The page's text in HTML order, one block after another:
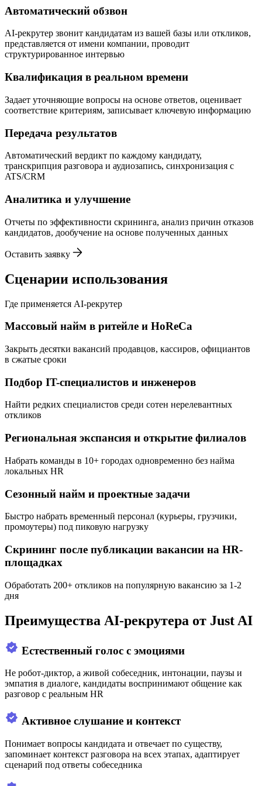
Автоматический обзвон
AI-рекрутер звонит кандидатам из вашей базы или откликов,
представляется от имени компании, проводит
структурированное интервью
Квалификация в реальном времени
Задает уточняющие вопросы на основе ответов, оценивает
соответствие критериям, записывает ключевую информацию
Передача результатов
Автоматический вердикт по каждому кандидату,
транскрипция разговора и аудиозапись, синхронизация с
ATS/CRM
Аналитика и улучшение
Отчеты по эффективности скрининга, анализ причин отказов
кандидатов, дообучение на основе полученных данных
Оставить заявку
Сценарии использования
Где применяется AI-рекрутер
Массовый найм в ритейле и HoReCa
Закрыть десятки вакансий продавцов, кассиров, официантов
в сжатые сроки
Подбор IT-специалистов и инженеров
Найти редких специалистов среди сотен нерелевантных
откликов
Региональная экспансия и открытие филиалов
Набрать команды в 10+ городах одновременно без найма
локальных HR
Сезонный найм и проектные задачи
Быстро набрать временный персонал (курьеры, грузчики,
промоутеры) под пиковую нагрузку
Скрининг после публикации вакансии на HR-
площадках
Обработать 200+ откликов на популярную вакансию за 1-2
дня
Преимущества AI-рекрутера от Just AI
Естественный голос с эмоциями
Не робот-диктор, а живой собеседник, интонации, паузы и
эмпатия в диалоге, кандидаты воспринимают общение как
разговор с реальным HR
Активное слушание и контекст
Понимает вопросы кандидата и отвечает по существу,
запоминает контекст разговора на всех этапах, адаптирует
сценарий под ответы собеседника